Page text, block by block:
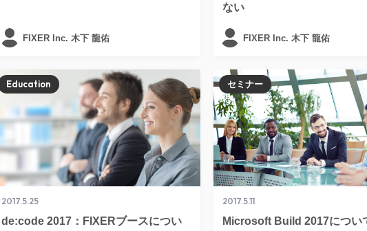
FIXER Inc. 木下 龍佑
ない
FIXER Inc. 木下 龍佑
2017.5.25
de:code 2017：FIXERブースについ
Education
2017.5.11
Microsoft Build 2017につい
セミナー